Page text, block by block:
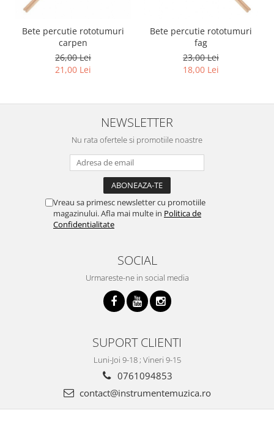
Chitare / Basuri
Chitara Clasica
Chitara Acustica
Chitara Electro-Acustica
Chitara Electrica Set
Chitara Roundback
Accesorii chitara
Alte accesorii chitara
Amplificatoare
Cabluri/conectica
Darbuka
Bete percutie rototumuri
carpen
26,00 Lei
21,00 Lei
Bete percutie rototumuri
fag
23,00 Lei
18,00 Lei
NEWSLETTER
Nu rata ofertele si promotiile noastre
Vreau sa primesc newsletter cu promotiile
magazinului. Afla mai multe in Politica de
Confidentialitate
SOCIAL
Urmareste-ne in social media
SUPORT CLIENTI
Luni-Joi 9-18 ; Vineri 9-15
0761094853
contact@instrumentemuzica.ro